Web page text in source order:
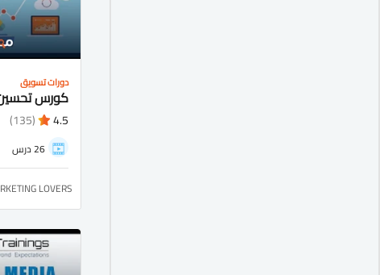
دورات تسويق
4.5
(135)
26 درس